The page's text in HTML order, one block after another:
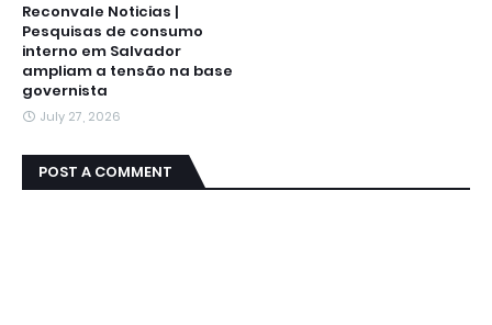
Reconvale Noticias |
Pesquisas de consumo
interno em Salvador
ampliam a tensão na base
governista
July 27, 2026
POST A COMMENT